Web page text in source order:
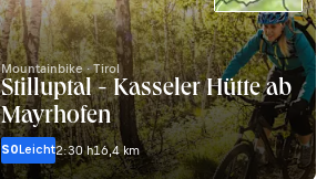
Mountainbike · Tirol
Stilluptal - Kasseler Hütte ab
Mayrhofen
S0Leicht2:30 h16,4 km